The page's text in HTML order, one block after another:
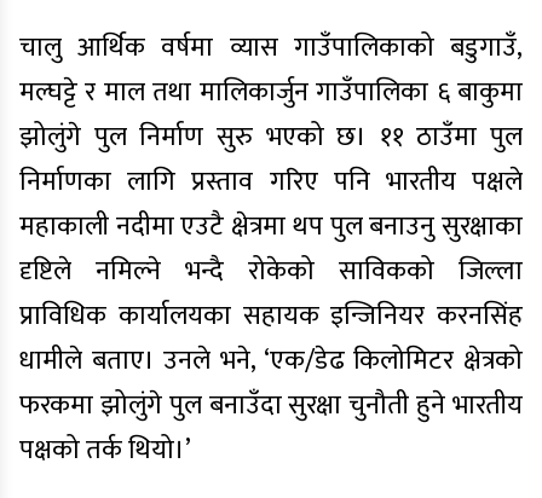
चालु आर्थिक वर्षमा व्यास गाउँपालिकाको बडुगाउँ,
मल्घट्टे र माल तथा मालिकार्जुन गाउँपालिका ६ बाकुमा
झोलुंगे पुल निर्माण सुरु भएको छ। ११ ठाउँमा पुल
निर्माणका लागि प्रस्ताव गरिए पनि भारतीय पक्षले
महाकाली नदीमा एउटै क्षेत्रमा थप पुल बनाउनु सुरक्षाका
दृष्टिले नमिल्ने भन्दै रोकेको साविकको जिल्ला
प्राविधिक कार्यालयका सहायक इन्जिनियर करनसिंह
धामीले बताए। उनले भने, ‘एक/डेढ किलोमिटर क्षेत्रको
फरकमा झोलुंगे पुल बनाउँदा सुरक्षा चुनौती हुने भारतीय
पक्षको तर्क थियो।’